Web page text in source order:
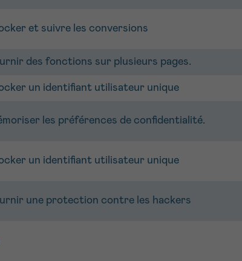
et suivre les conversions
des fonctions sur plusieurs pages.
un identifiant utilisateur unique
les préférences de confidentialité.
un identifiant utilisateur unique
une protection contre les hackers